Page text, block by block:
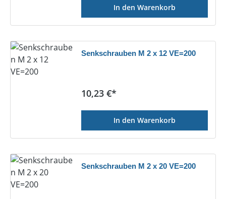
In den Warenkorb
Senkschrauben M 2 x 12 VE=200
Regulärer Preis:
10,23 €*
In den Warenkorb
Senkschrauben M 2 x 20 VE=200